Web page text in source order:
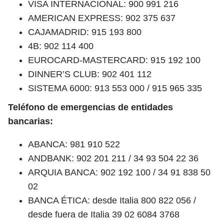
VISA INTERNACIONAL: 900 991 216
AMERICAN EXPRESS: 902 375 637
CAJAMADRID: 915 193 800
4B: 902 114 400
EUROCARD-MASTERCARD: 915 192 100
DINNER’S CLUB: 902 401 112
SISTEMA 6000: 913 553 000 / 915 965 335
Teléfono de emergencias de entidades
bancarias:
ABANCA: 981 910 522
ANDBANK: 902 201 211 / 34 93 504 22 36
ARQUIA BANCA: 902 192 100 / 34 91 838 50
02
BANCA ÉTICA: desde Italia 800 822 056 /
desde fuera de Italia 39 02 6084 3768